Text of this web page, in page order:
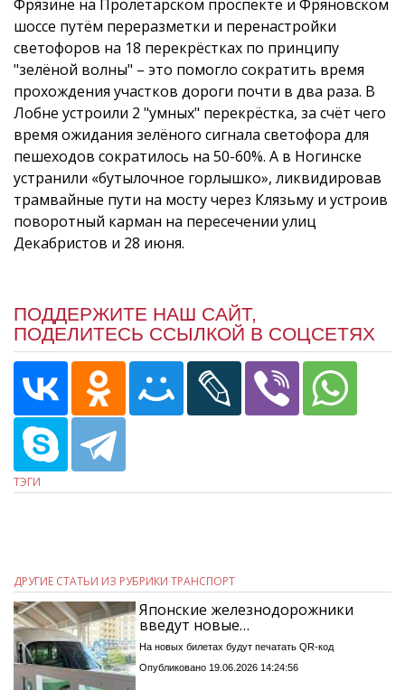
Фрязине на Пролетарском проспекте и Фряновском
шоссе путём переразметки и перенастройки
светофоров на 18 перекрёстках по принципу
"зелёной волны" – это помогло сократить время
прохождения участков дороги почти в два раза. В
Лобне устроили 2 "умных" перекрёстка, за счёт чего
время ожидания зелёного сигнала светофора для
пешеходов сократилось на 50-60%. А в Ногинске
устранили «бутылочное горлышко», ликвидировав
трамвайные пути на мосту через Клязьму и устроив
поворотный карман на пересечении улиц
Декабристов и 28 июня.
ПОДДЕРЖИТЕ НАШ САЙТ,
ПОДЕЛИТЕСЬ ССЫЛКОЙ В СОЦСЕТЯХ
ТЭГИ
ДРУГИЕ СТАТЬИ ИЗ РУБРИКИ ТРАНСПОРТ
Японские железнодорожники
введут новые…
На новых билетах будут печатать QR-код
Опубликовано 19.06.2026 14:24:56